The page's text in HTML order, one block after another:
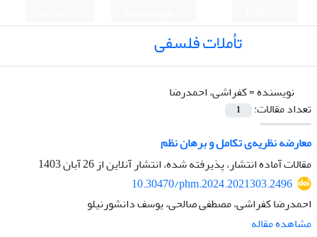
تأملات فلسفی
نویسنده =کفراشی، احمدرضا
تعداد مقالات:
1
معارضه نظریه‌ی تکامل و برهان نظم
مقالات آماده انتشار، پذیرفته شده، انتشار آنلاین از26 آبان 1403
10.30470/phm.2024.2021303.2496
احمدرضا کفراشی، مصطفی صالحی، یوسف دانشورنیلو
مشاهده مقاله